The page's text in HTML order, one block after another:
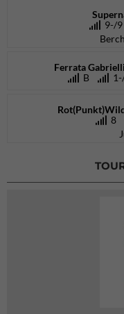
Ferrata
B
8